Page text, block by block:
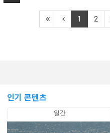
1 2
인기 콘텐츠
일간